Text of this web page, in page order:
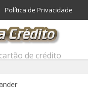
Política de Privacidade
de crédito